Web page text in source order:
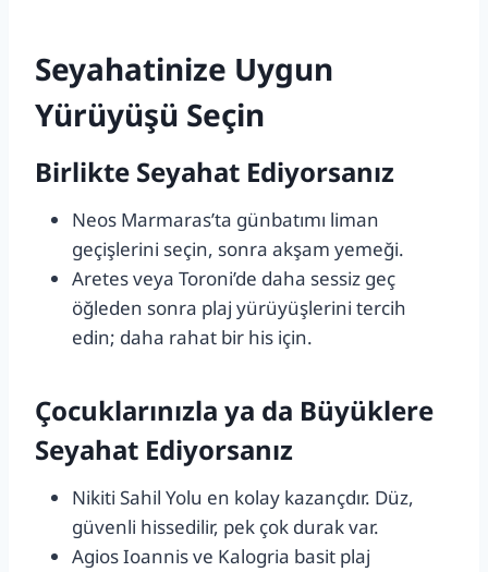
Seyahatinize Uygun
Yürüyüşü Seçin
Birlikte Seyahat Ediyorsanız
Neos Marmaras’ta günbatımı liman
geçişlerini seçin, sonra akşam yemeği.
Aretes veya Toroni’de daha sessiz geç
öğleden sonra plaj yürüyüşlerini tercih
edin; daha rahat bir his için.
Çocuklarınızla ya da Büyüklere
Seyahat Ediyorsanız
Nikiti Sahil Yolu en kolay kazançdır. Düz,
güvenli hissedilir, pek çok durak var.
Agios Ioannis ve Kalogria basit plaj